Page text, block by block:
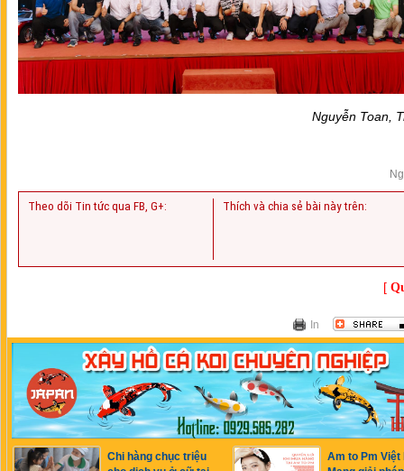
Nguyễn Toan,
Theo dõi Tin tức qua FB, G+: Thích và chia sẻ bài này trên:
[
In
Chi hàng chục triệu
Am to Pm Việt